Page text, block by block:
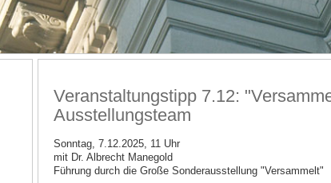
Veranstaltungstipp 7.12:
Ausstellungsteam
Sonntag, 7.12.2025, 11 Uhr
mit Dr. Albrecht Manegold
Führung durch die Große Sonderausstellung "Versammelt"